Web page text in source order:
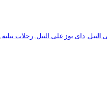
النيل, داى يوز على النيل, رحلات نيلية,